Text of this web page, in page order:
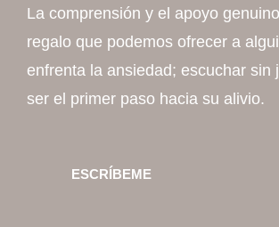
La comprensión y el apoyo
regalo que podemos ofrecer a
enfrenta la ansiedad; escuchar sin
ser el primer paso hacia su alivio.
ESCRÍBEME